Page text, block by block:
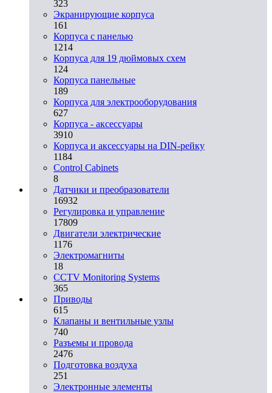
323
Экранирующие корпуса
161
Корпуса с панелью
1214
Корпуса для 19 дюймовых схем
124
Корпуса панельные
189
Корпуса для электрооборудования
627
Корпуса - аксессуары
3910
Корпуса и аксессуары на DIN-рейку
1184
Control Cabinets
8
Датчики и преобразователи
16932
Регулировка и управление
17809
Двигатели электрические
1176
Электромагниты
18
CCTV Monitoring Systems
365
Приводы
615
Клапаны и вентильные узлы
740
Разъемы и провода
2476
Подготовка воздуха
251
Электронные элементы